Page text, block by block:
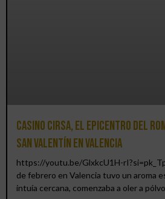
Casino CIRSA, el epicentro del
San Valentín en Valencia
https://youtu.be/GlxkcU1H-
de febrero en Valencia tuvo un aroma
intuía cercana, comenzaba a oler a